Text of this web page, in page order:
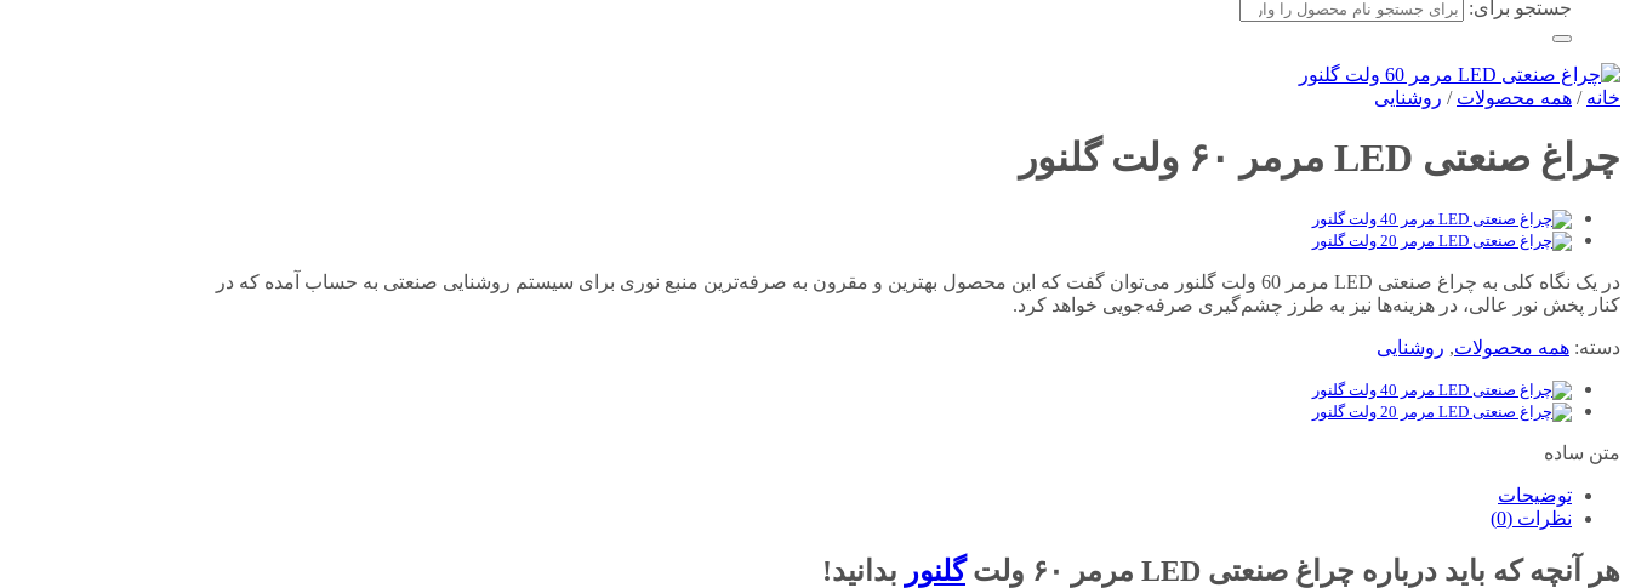
جستجو برای:
خانه / همه محصولات / روشنایی
چراغ صنعتی LED مرمر ۶۰ ولت گلنور
در یک نگاه کلی به چراغ صنعتی LED مرمر 60 ولت گلنور می‌توان گفت که این محصول بهترین و مقرون به صرفه‌ترین منبع نوری برای سیستم روشنایی صنعتی به حساب آمده که در
کنار پخش نور عالی، در هزینه‌ها نیز به طرز چشم‌گیری صرفه‌جویی خواهد کرد.
دسته: همه محصولات, روشنایی
متن ساده
توضیحات
نظرات (0)
هر آنچه که باید درباره چراغ صنعتی LED مرمر ۶۰ ولت گلنور بدانید!